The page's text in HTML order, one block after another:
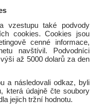
vzestupu také podvody
cookies. Cookies jsou
cenné informace,
navštívil. Podvodníci
až 5000 dolarů za den
a následovali odkaz, byli
která údajně čte soubory
jejich tržní hodnotu.